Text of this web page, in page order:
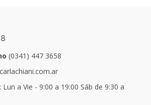
(0341) 447 3658
Lun a Vie - 9:00 a 19:00 Sáb de 9:30 a